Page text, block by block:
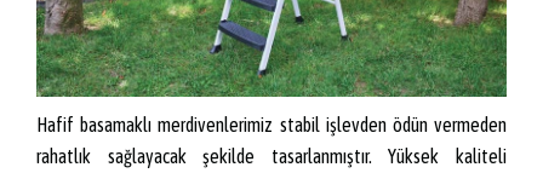
Hafif basamaklı merdivenlerimiz stabil işlevden ödün vermeden
rahatlık sağlayacak şekilde tasarlanmıştır. Yüksek kaliteli